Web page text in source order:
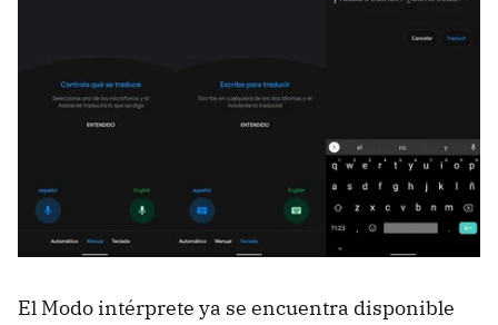
El Modo intérprete ya se encuentra disponible